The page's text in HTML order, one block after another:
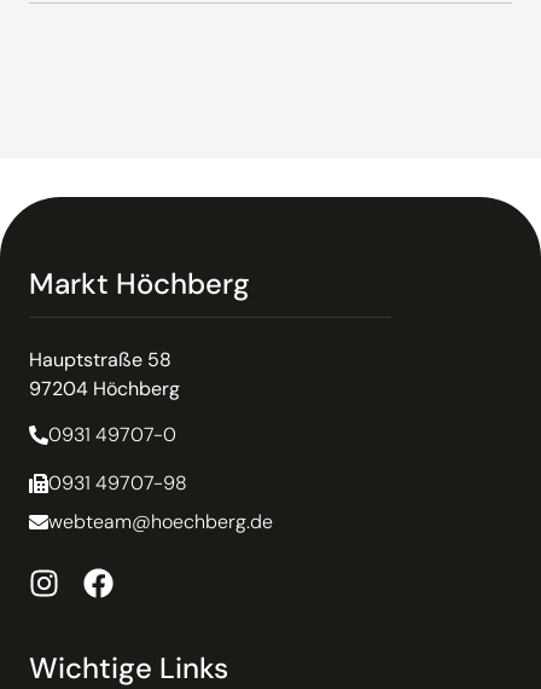
Markt Höchberg
Hauptstraße 58
97204 Höchberg
0931 49707-0
0931 49707-98
webteam@hoechberg.de
Wichtige Links